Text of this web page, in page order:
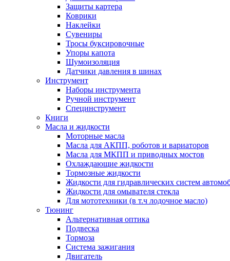
Защиты картера
Коврики
Наклейки
Сувениры
Тросы буксировочные
Упоры капота
Шумоизоляция
Датчики давления в шинах
Инструмент
Наборы инструмента
Ручной инструмент
Специнструмент
Книги
Масла и жидкости
Моторные масла
Масла для АКПП, роботов и вариаторов
Масла для МКПП и приводных мостов
Охлаждающие жидкости
Тормозные жидкости
Жидкости для гидравлических систем
Жидкости для омывателя стекла
Для мототехники (в т.ч лодочное масло)
Тюнинг
Альтернативная оптика
Подвеска
Тормоза
Система зажигания
Двигатель